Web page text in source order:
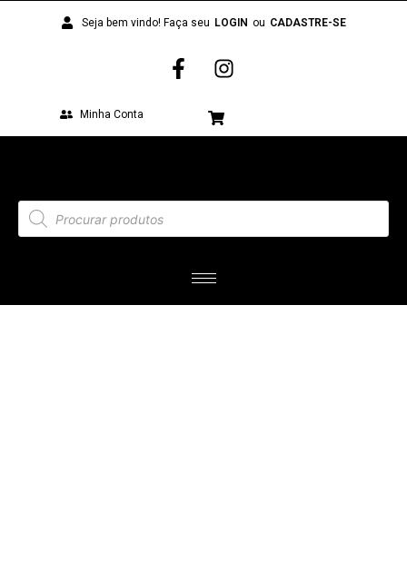
Seja bem vindo! Faça seu LOGIN ou CADASTRE-SE
Minha Conta